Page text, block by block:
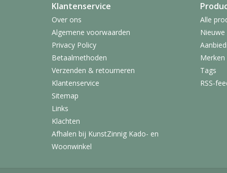
Klantenservice
Over ons
Algemene voorwaarden
Privacy Policy
Betaalmethoden
Verzenden & retourneren
Klantenservice
Sitemap
Links
Klachten
Afhalen bij KunstZinnig Kado- en
Woonwinkel
Alle
Merken
Tags
RSS-